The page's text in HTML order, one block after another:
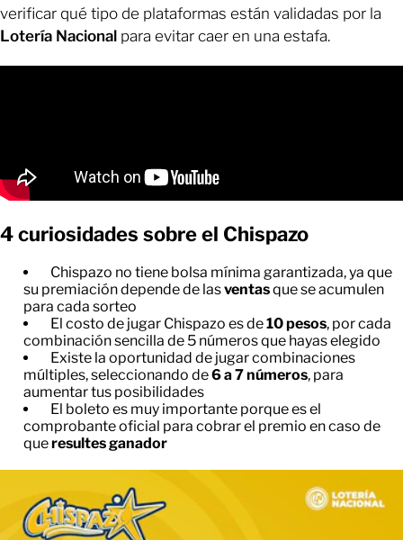
verificar qué tipo de plataformas están validadas por la
Lotería Nacional para evitar caer en una estafa.
4 curiosidades sobre el Chispazo
Chispazo no tiene bolsa mínima garantizada, ya que
su premiación depende de lasventasque se acumulen
para cada sorteo
El costo de jugar Chispazo es de10 pesos, por cada
combinación sencilla de 5 números que hayas elegido
Existe la oportunidad de jugar combinaciones
múltiples, seleccionando de6 a 7 números, para
aumentar tus posibilidades
El boleto es muy importante porque es el
comprobante oficial para cobrar el premio en caso de
queresultes ganador